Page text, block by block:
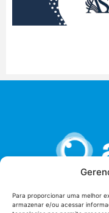
Para proporcionar uma melhor
armazenar e/ou acessar
União dos